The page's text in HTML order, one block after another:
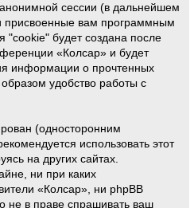
сессии (в дальнейшем
присвоенные вам программным
"cookie" будет создана после
«Колсар» и будет
информации о прочтенных
удобство работы с
(односторонним
использовать этот
на других сайтах.
ни при каких
«Колсар», ни phpBB
не в праве спрашивать ваш